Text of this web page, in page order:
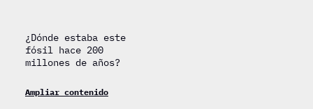
¿Dónde estaba este
fósil hace 200
millones de años?
Ampliar contenido